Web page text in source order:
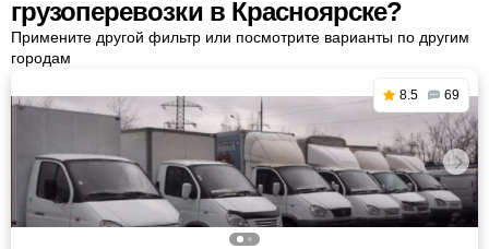
грузоперевозки в Красноярске?
Примените другой фильтр или посмотрите варианты по другим
городам
8.5 69